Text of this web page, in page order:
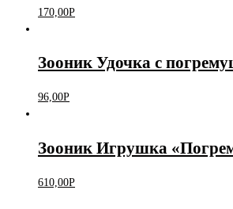
170,00Р
Зооник Удочка с
96,00Р
Зооник Игрушка
610,00Р